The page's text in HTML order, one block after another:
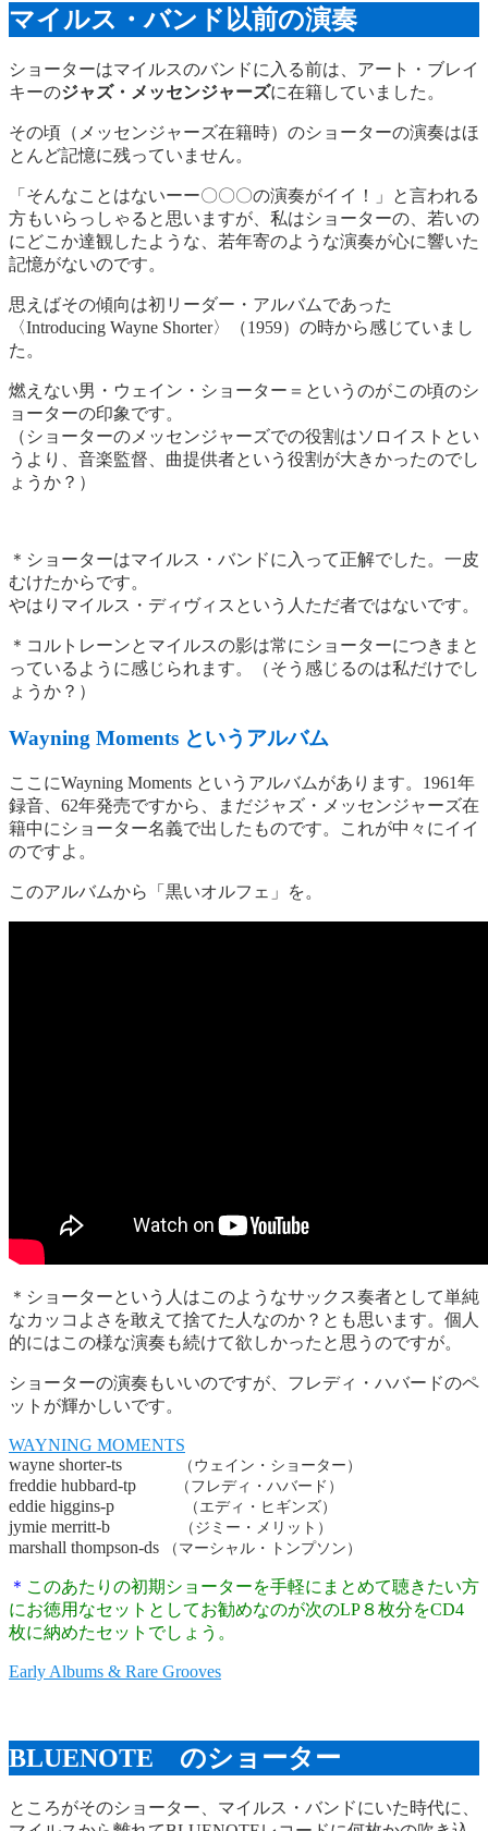
マイルス・バンド以前の演奏
ショーターはマイルスのバンドに入る前は、アート・ブレイ
キーのジャズ・メッセンジャーズに在籍していました。
その頃（メッセンジャーズ在籍時）のショーターの演奏はほ
とんど記憶に残っていません。
「そんなことはないーー〇〇〇の演奏がイイ！」と言われる
方もいらっしゃると思いますが、私はショーターの、若いの
にどこか達観したような、若年寄のような演奏が心に響いた
記憶がないのです。
思えばその傾向は初リーダー・アルバムであった
〈Introducing Wayne Shorter〉（1959）の時から感じていまし
た。
燃えない男・ウェイン・ショーター＝というのがこの頃のシ
ョーターの印象です。
（ショーターのメッセンジャーズでの役割はソロイストとい
うより、音楽監督、曲提供者という役割が大きかったのでし
ょうか？）
＊ショーターはマイルス・バンドに入って正解でした。一皮
むけたからです。
やはりマイルス・ディヴィスという人ただ者ではないです。
＊コルトレーンとマイルスの影は常にショーターにつきまと
っているように感じられます。（そう感じるのは私だけでし
ょうか？）
Wayning Moments というアルバム
ここにWayning Moments というアルバムがあります。1961年
録音、62年発売ですから、まだジャズ・メッセンジャーズ在
籍中にショーター名義で出したものです。これが中々にイイ
のですよ。
このアルバムから「黒いオルフェ」を。
＊ショーターという人はこのようなサックス奏者として単純
なカッコよさを敢えて捨てた人なのか？とも思います。個人
的にはこの様な演奏も続けて欲しかったと思うのですが。
ショーターの演奏もいいのですが、フレディ・ハバードのペ
ットが輝かしいです。
WAYNING MOMENTS
wayne shorter-ts
（ウェイン・ショーター）
freddie hubbard-tp （フレディ・ハバード）
eddie higgins-p （エディ・ヒギンズ）
jymie merritt-b （ジミー・メリット）
marshall thompson-ds （マーシャル・トンプソン）
＊ このあたりの初期ショーターを手軽にまとめて聴きたい方
にお徳用なセットとしてお勧めなのが次のLP８枚分をCD4
枚に納めたセットでしょう。
Early Albums & Rare Grooves
BLUENOTE のショーター
ところがそのショーター、マイルス・バンドにいた時代に、